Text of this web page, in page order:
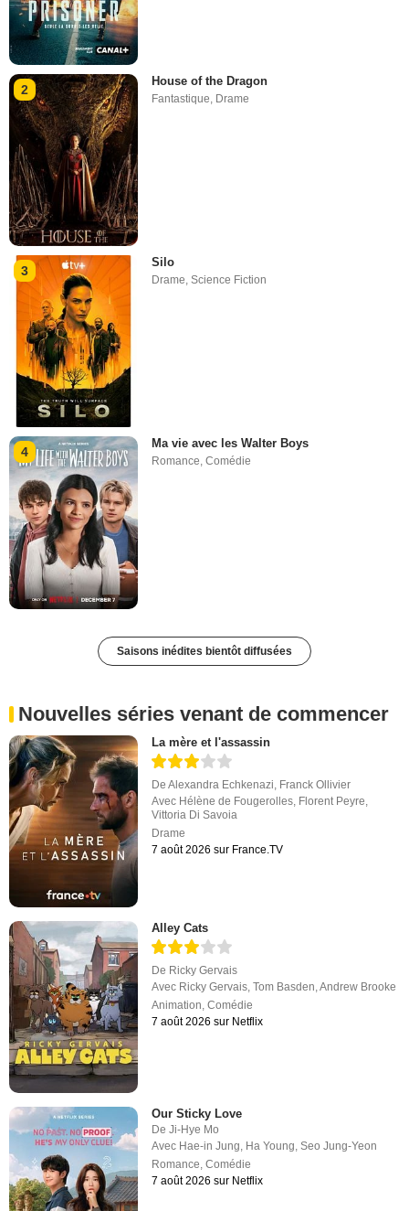
2
House of the Dragon
Fantastique Drame
3
Silo
Drame,Science Fiction
4
Ma vie avec les Walter Boys
Romance,Comédie
Saisons inédites bientôt diffusées
Nouvelles séries venant de commencer
La mère et l'assassin
DeAlexandra Echkenazi Franck Ollivier
Avec Hélène de Fougerolles Florent Peyre
Vittoria Di Savoia
Drame
7 août 2026 sur France.TV
Alley Cats
De Ricky Gervais
Avec Ricky Gervais,Tom Basden,Andrew Brooke
Animation,Comédie
7 août 2026 sur Netflix
Our Sticky Love
DeJi-Hye Mo
Avec Hae-in Jung, Ha Young,Seo Jung-Yeon
Romance,Comédie
7 août 2026 sur Netflix